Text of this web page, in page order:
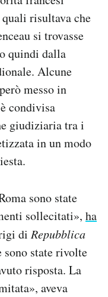
risultava che
si trovasse
quindi dalla
Alcune
messo in
condivisa
giudiziaria tra i
in un modo
sono state
sollecitati», ha
di Repubblica
state rivolte
risposta. La
aveva